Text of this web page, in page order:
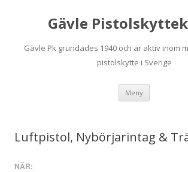
Gävle
Gävle Pk grundades 1940 och är aktiv inom
pistolskytte i Sverige
Meny
Luftpistol, Nybörjarintag &
NÄR: